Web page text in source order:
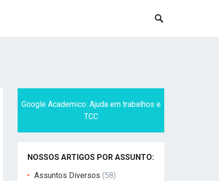
Google Academico: Ajuda em trabalhos e
TCC
NOSSOS ARTIGOS POR ASSUNTO:
Assuntos Diversos (58)